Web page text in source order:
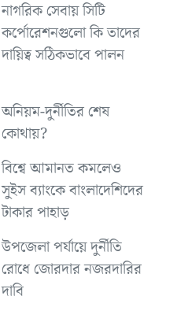
নাগরিক সেবায় সিটি
কর্পোরেশনগুলো কি তাদের
দায়িত্ব সঠিকভাবে পালন
অনিয়ম-দুর্নীতির শেষ
কোথায়?
বিশ্বে আমানত কমলেও
সুইস ব্যাংকে বাংলাদেশিদের
টাকার পাহাড়
উপজেলা পর্যায়ে দুর্নীতি
রোধে জোরদার নজরদারির
দাবি